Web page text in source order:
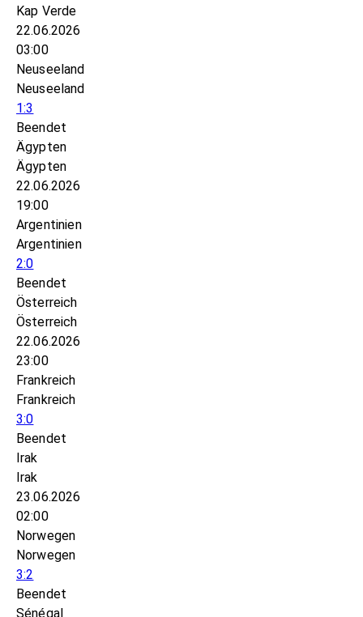
Kap Verde
22.06.2026
03:00
Neuseeland
Neuseeland
1:3
Beendet
Ägypten
Ägypten
22.06.2026
19:00
Argentinien
Argentinien
2:0
Beendet
Österreich
Österreich
22.06.2026
23:00
Frankreich
Frankreich
3:0
Beendet
Irak
Irak
23.06.2026
02:00
Norwegen
Norwegen
3:2
Beendet
Sénégal